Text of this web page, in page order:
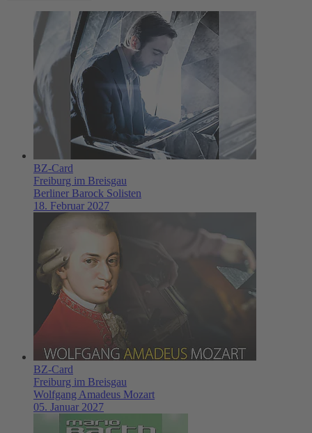
BZ-Card
Freiburg im Breisgau
Berliner Barock Solisten
18. Februar 2027
BZ-Card
Freiburg im Breisgau
Wolfgang Amadeus Mozart
05. Januar 2027